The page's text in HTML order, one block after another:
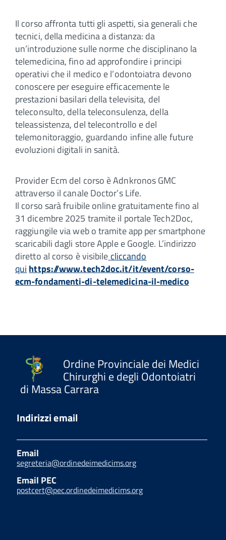
Il corso affronta tutti gli aspetti, sia generali che
tecnici, della medicina a distanza: da
un’introduzione sulle norme che disciplinano la
telemedicina, fino ad approfondire i principi
operativi che il medico e l’odontoiatra devono
conoscere per eseguire efficacemente le
prestazioni basilari della televisita, del
teleconsulto, della teleconsulenza, della
teleassistenza, del telecontrollo e del
telemonitoraggio, guardando infine alle future
evoluzioni digitali in sanità.
Provider Ecm del corso è Adnkronos GMC
attraverso il canale Doctor’s Life.
Il corso sarà fruibile online gratuitamente fino al
31 dicembre 2025 tramite il portale Tech2Doc,
raggiungile via web o tramite app per smartphone
scaricabili dagli store Apple e Google. L’indirizzo
diretto al corso è visibile cliccando
qui https://www.tech2doc.it/it/event/corso-
ecm-fondamenti-di-telemedicina-il-medico
Ordine Provinciale dei Medici
Chirurghi e degli Odontoiatri
di Massa Carrara
Indirizzi email
Email
segreteria@ordinedeimedicims.org
Email PEC
postcert@pec.ordinedeimedicims.org